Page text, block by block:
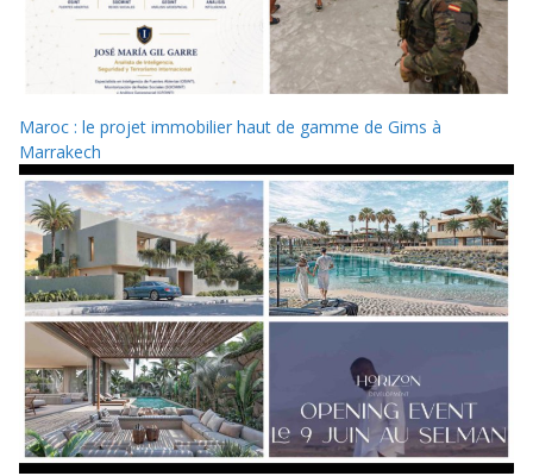
Maroc : le projet immobilier haut de gamme de Gims à
Marrakech